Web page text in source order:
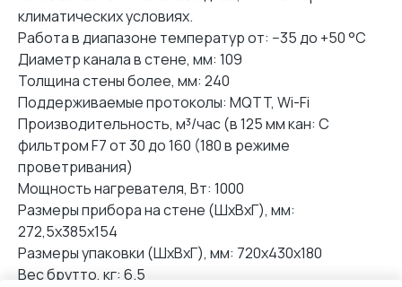
климатических условиях.
Работа в диапазоне температур от: −35 до +50 °С
Диаметр канала в стене, мм: 109
Толщина стены более, мм: 240
Поддерживаемые протоколы: MQTT, Wi-Fi
Производительность, м³/час (в 125 мм кан: С
фильтром F7 от 30 до 160 (180 в режиме
проветривания)
Мощность нагревателя, Вт: 1000
Размеры прибора на стене (ШхВхГ), мм:
272,5х385х154
Размеры упаковки (ШхВхГ), мм: 720х430х180
Вес брутто, кг: 6.5